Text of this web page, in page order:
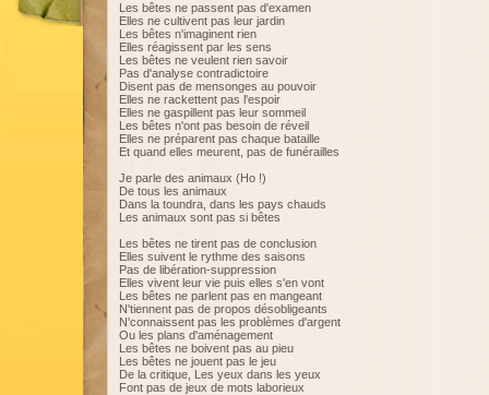
Les bêtes ne passent pas d'examen
Elles ne cultivent pas leur jardin
Les bêtes n'imaginent rien
Elles réagissent par les sens
Les bêtes ne veulent rien savoir
Pas d'analyse contradictoire
Disent pas de mensonges au pouvoir
Elles ne rackettent pas l'espoir
Elles ne gaspillent pas leur sommeil
Les bêtes n'ont pas besoin de réveil
Elles ne préparent pas chaque bataille
Et quand elles meurent, pas de funérailles
Je parle des animaux (Ho !)
De tous les animaux
Dans la toundra, dans les pays chauds
Les animaux sont pas si bêtes
Les bêtes ne tirent pas de conclusion
Elles suivent le rythme des saisons
Pas de libération-suppression
Elles vivent leur vie puis elles s'en vont
Les bêtes ne parlent pas en mangeant
N'tiennent pas de propos désobligeants
N'connaissent pas les problèmes d'argent
Ou les plans d'aménagement
Les bêtes ne boivent pas au pieu
Les bêtes ne jouent pas le jeu
De la critique, Les yeux dans les yeux
Font pas de jeux de mots laborieux